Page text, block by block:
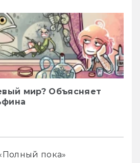
мир? Объясняет
пока»